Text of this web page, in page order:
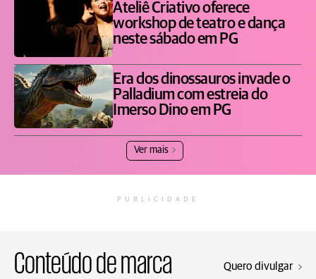
Ateliê Criativo oferece
workshop de teatro e dança
neste sábado em PG
Era dos dinossauros invade o
Palladium com estreia do
Imerso Dino em PG
Ver mais
PUBLICIDADE
Conteúdo de marca Quero divulgar